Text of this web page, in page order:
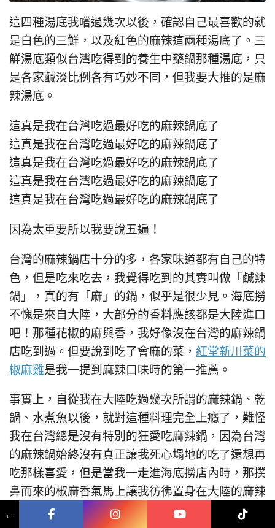
這四種湯底我嚐過幾次以後，確認自己最喜歡的就
是白色的三鮮，以及紅色的麻辣這兩種湯底了。三
鮮湯底類似台灣吃得到的養生中藥鍋那種湯底，只
是各家鹹淡比例各有巧妙不同，但我要大推的是麻
辣湯底。
這真是我在台灣吃過最好吃的麻辣鍋底了
這真是我在台灣吃過最好吃的麻辣鍋底了
這真是我在台灣吃過最好吃的麻辣鍋底了
這真是我在台灣吃過最好吃的麻辣鍋底了
這真是我在台灣吃過最好吃的麻辣鍋底了
因為太重要所以我要說五遍！
台灣的麻辣鍋店十分的多，各家味道都有自己的特
色，但是吃來吃去，我覺得吃到的其實叫做「鹹辣
鍋」，真的有「麻」的鍋，似乎是很少見。海底撈
不愧是來自大陸，大部分的香料應該都是大陸進口
吧！那種花椒的麻與香，我好像沒在台灣的麻辣鍋
店吃到過。但要說到吃了會麻的菜， 紅堂新川菜的
椒麻雞是我一提到麻辣口味時的第一推薦。
事實上，自從我在大陸吃過幾次所謂的麻辣鍋、乾
鍋、水煮魚以後，就對這種料理完全上癮了，難怪
我在台灣總是沒有特別的狂愛吃麻辣鍋，因為台灣
的麻辣鍋始終沒有真正讓我死心塌地的吃了還想再
吃那樣喜愛，但是當我一走進海底撈店內時，那撲
鼻而來的椒麻香氣馬上讓我彷彿置身在大陸的麻辣
鍋/水煮魚店中，所以我就知道「是它了」。在大
←